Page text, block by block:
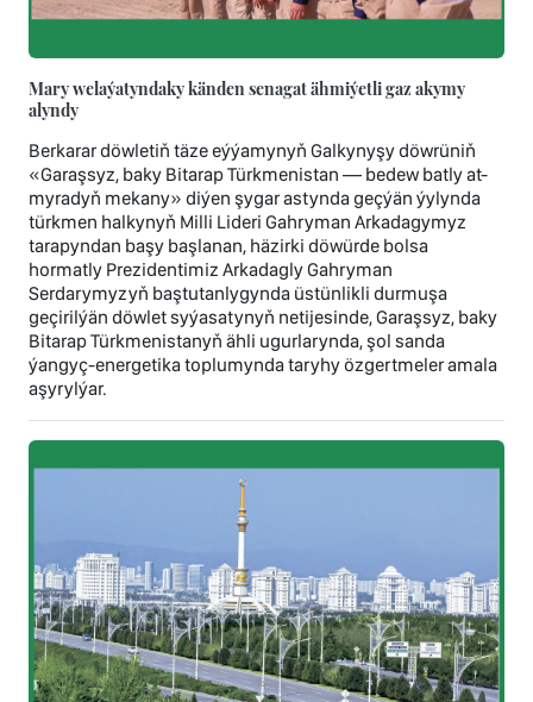
Mary welaýatyndaky känden senagat ähmiýetli gaz akymy
alyndy
Berkarar döwletiň täze eýýamynyň Galkynyşy döwrüniň
«Garaşsyz, baky Bitarap Türkmenistan — bedew batly at-
myradyň mekany» diýen şygar astynda geçýän ýylynda
türkmen halkynyň Milli Lideri Gahryman Arkadagymyz
tarapyndan başy başlanan, häzirki döwürde bolsa
hormatly Prezidentimiz Arkadagly Gahryman
Serdarymyzyň baştutanlygynda üstünlikli durmuşa
geçirilýän döwlet syýasatynyň netijesinde, Garaşsyz, baky
Bitarap Türkmenistanyň ähli ugurlarynda, şol sanda
ýangyç-energetika toplumynda taryhy özgertmeler amala
aşyrylýar.